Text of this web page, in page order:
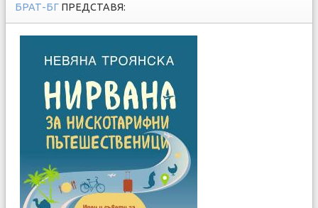
БРАТ-БГ ПРЕДСТАВЯ: